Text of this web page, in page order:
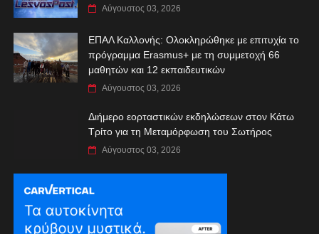
Αύγουστος 03, 2026
ΕΠΑΛ Καλλονής: Ολοκληρώθηκε με επιτυχία το
πρόγραμμα Erasmus+ με τη συμμετοχή 66
μαθητών και 12 εκπαιδευτικών
Αύγουστος 03, 2026
Διήμερο εορταστικών εκδηλώσεων στον Κάτω
Τρίτο για τη Μεταμόρφωση του Σωτήρος
Αύγουστος 03, 2026